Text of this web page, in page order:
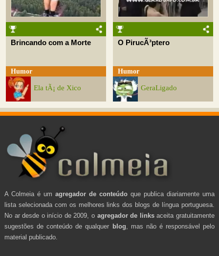
Brincando com a Morte
Humor
Ela tÃ¡ de Xico
O PirucÃ³ptero
Humor
GeraLigado
A Colmeia é um agregador de conteúdo que publica diariamente uma
lista selecionada com os melhores links dos blogs de língua portuguesa.
No ar desde o início de 2009, o agregador de linksaceita gratuitamente
sugestões de conteúdo de qualquer blog , mas não é responsável pelo
material publicado.